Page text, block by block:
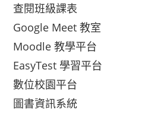
查閱班級課表
Google Meet 教室
Moodle 教學平台
EasyTest 學習平台
數位校園平台
圖書資訊系統